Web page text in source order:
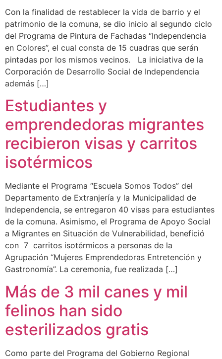
Con la finalidad de restablecer la vida de barrio y el
patrimonio de la comuna, se dio inicio al segundo ciclo
del Programa de Pintura de Fachadas “Independencia
en Colores”, el cual consta de 15 cuadras que serán
pintadas por los mismos vecinos. La iniciativa de la
Corporación de Desarrollo Social de Independencia
además […]
Estudiantes y
emprendedoras migrantes
recibieron visas y carritos
isotérmicos
Mediante el Programa “Escuela Somos Todos” del
Departamento de Extranjería y la Municipalidad de
Independencia, se entregaron 40 visas para estudiantes
de la comuna. Asimismo, el Programa de Apoyo Social
a Migrantes en Situación de Vulnerabilidad, benefició
con 7 carritos isotérmicos a personas de la
Agrupación “Mujeres Emprendedoras Entretención y
Gastronomía”. La ceremonia, fue realizada […]
Más de 3 mil canes y mil
felinos han sido
esterilizados gratis
Como parte del Programa del Gobierno Regional